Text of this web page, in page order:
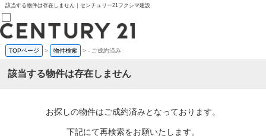
該当する物件は存在しません｜センチュリー21フクシマ建設
売買部
0120-800-844
賃貸部
会員メニュー
TOPページ > 物件検索 >- ご成約済み
該当する物件は存在しません
お探しの物件はご成約済みとなっております。
下記にて再検索をお願いたします。